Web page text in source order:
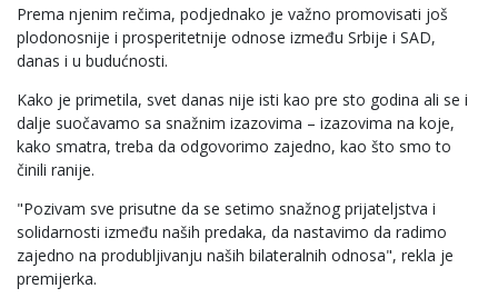
Prema njenim rečima, podjednako je važno promovisati još
plodonosnije i prosperitetnije odnose između Srbije i SAD,
danas i u budućnosti.
Kako je primetila, svet danas nije isti kao pre sto godina ali se i
dalje suočavamo sa snažnim izazovima – izazovima na koje,
kako smatra, treba da odgovorimo zajedno, kao što smo to
činili ranije.
"Pozivam sve prisutne da se setimo snažnog prijateljstva i
solidarnosti između naših predaka, da nastavimo da radimo
zajedno na produbljivanju naših bilateralnih odnosa", rekla je
premijerka.